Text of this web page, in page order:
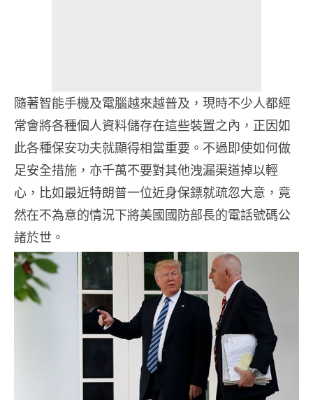
隨著智能手機及電腦越來越普及，現時不少人都經
常會將各種個人資料儲存在這些裝置之內，正因如
此各種保安功夫就顯得相當重要。不過即使如何做
足安全措施，亦千萬不要對其他洩漏渠道掉以輕
心，比如最近特朗普一位近身保鏢就疏忽大意，竟
然在不為意的情況下將美國國防部長的電話號碼公
諸於世。